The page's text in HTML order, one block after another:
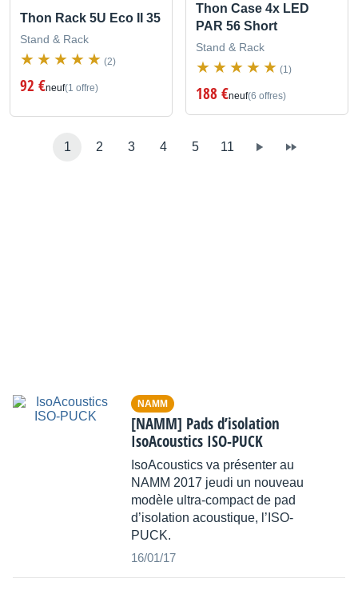
Thon Rack 5U Eco II 35
Stand & Rack
(2)
92 €neuf(1 offre)
Thon Case 4x LED
PAR 56 Short
Stand & Rack
(1)
188 €neuf(6 offres)
1 2 3 4 5 11
NAMM
[NAMM] Pads d’isolation
IsoAcoustics ISO-PUCK
IsoAcoustics va présenter au
NAMM 2017 jeudi un nouveau
modèle ultra-compact de pad
d’isolation acoustique, l’ISO-
PUCK.
16/01/17